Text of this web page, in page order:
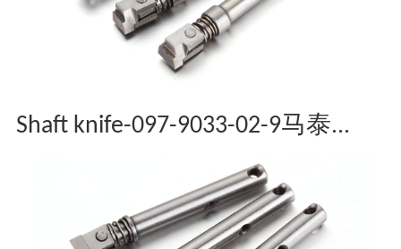
Shaft knife-097-9033-02-9马泰...